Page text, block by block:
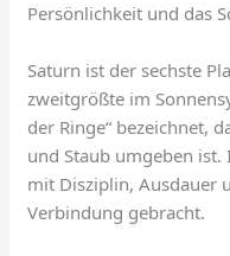
Persönlichkeit und das
Saturn ist der sechste
zweitgrößte im
der Ringe“ bezeichnet,
und Staub umgeben
mit Disziplin, Ausdauer
Verbindung gebracht.